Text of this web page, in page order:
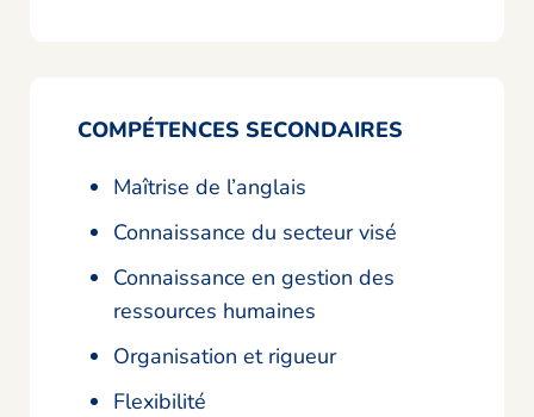
COMPÉTENCES SECONDAIRES
Maîtrise de l’anglais
Connaissance du secteur visé
Connaissance en gestion des
ressources humaines
Organisation et rigueur
Flexibilité